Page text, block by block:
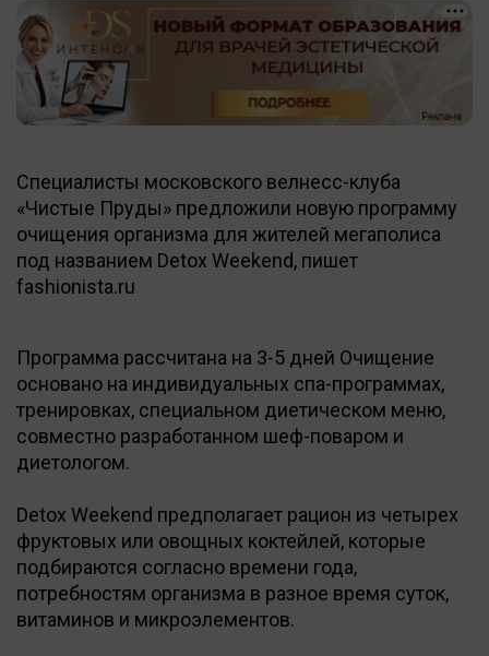
Специалисты московского велнесс-клуба
«Чистые Пруды» предложили новую программу
очищения организма для жителей мегаполиса
под названием Detox Weekend, пишет
fashionista.ru
Программа рассчитана на 3-5 дней Очищение
основано на индивидуальных спа-программах,
тренировках, специальном диетическом меню,
совместно разработанном шеф-поваром и
диетологом.
Detox Weekend предполагает рацион из четырех
фруктовых или овощных коктейлей, которые
подбираются согласно времени года,
потребностям организма в разное время суток,
витаминов и микроэлементов.